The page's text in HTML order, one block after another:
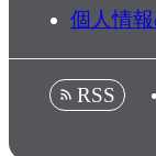
個人情
RSS